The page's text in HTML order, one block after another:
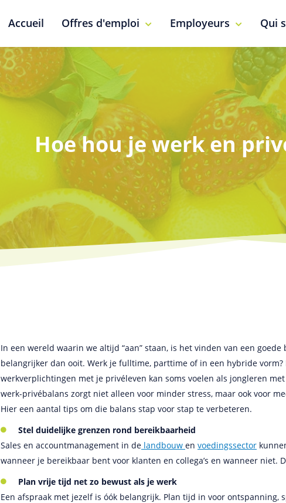
Accueil Offres d'emploi Employeurs Qui
Hoe hou je werk en
In een wereld waarin we altijd “aan” staan, is het vinden van een
belangrijker dan ooit. Werk je fulltime, parttime of in een hybride vorm?
werkverplichtingen met je privéleven kan soms voelen als jongleren
werk-privébalans zorgt niet alleen voor minder stress, maar ook voor
Hier een aantal tips om die balans stap voor stap te verbeteren.
Stel duidelijke grenzen rond bereikbaarheid
Sales en accountmanagement in de landbouw en voedingssector
wanneer je bereikbaar bent voor klanten en collega’s en wanneer niet.
Plan vrije tijd net zo bewust als je werk
Een afspraak met jezelf is óók belangrijk. Plan tijd in voor ontspanning,